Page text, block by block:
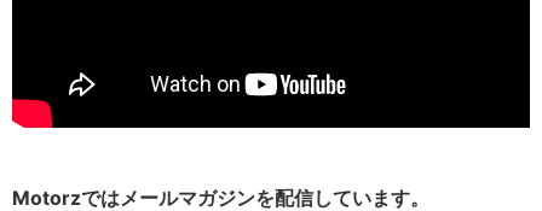
Motorzではメールマガジンを配信しています。